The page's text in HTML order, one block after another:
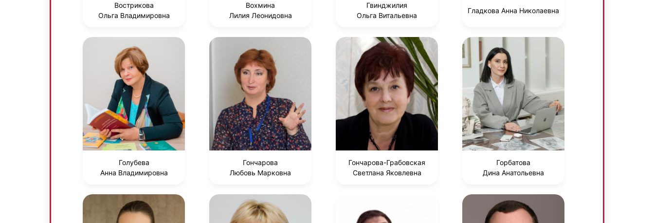
Вострикова
Ольга Владимировна
Вохмина
Лилия Леонидовна
Гвинджилия
Ольга Витальевна
Гладкова Анна Николаевна
Голубева
Анна Владимировна
Гончарова
Любовь Марковна
Гончарова-Грабовская
Светлана Яковлевна
Горбатова
Дина Анатольевна